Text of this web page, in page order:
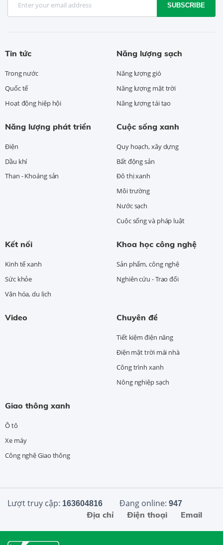
SUBSCRIBE
Tin tức
Trong nước
Quốc tế
Hoạt động hiệp hội
Năng lượng sạch
Năng lượng gió
Năng lượng mặt trời
Năng lượng tái tạo
Năng lượng phát triển
Điện
Dầu khí
Than - Khoáng sản
Cuộc sống xanh
Quy hoạch, xây dựng
Bất động sản
Đô thị xanh
Môi trường
Nước sạch
Cuộc sống và pháp luật
Kết nối
Kinh tế xanh
Sức khỏe
Văn hóa, du lịch
Khoa học công nghệ
Sản phẩm, công nghệ
Nghiên cứu - Trao đổi
Video Chuyên đề
Tiết kiệm điện năng
Điện mặt trời mái nhà
Công trình xanh
Nông nghiệp sạch
Giao thông xanh
Ô tô
Xe máy
Công nghệ Giao thông
Lượt truy cập: 163604816 Đang online: 947
Email
Điện thoại
Địa chỉ